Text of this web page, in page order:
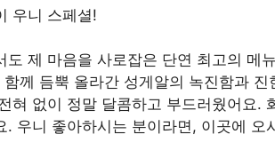
우니 스페셜!
제 마음을 사로잡은 단연 최고의 메
께 듬뿍 올라간 성게알의 녹진함과
혀 없이 정말 달콤하고 부드러웠어요.
. 우니 좋아하시는 분이라면, 이곳에 오